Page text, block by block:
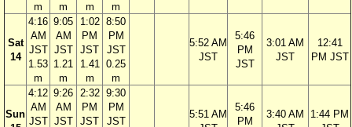
m
m
m
m
Sat
14
4:16
AM
JST
1.53
m
9:05
AM
JST
1.21
m
1:02
PM
JST
1.41
m
8:50
PM
JST
0.25
m
5:52 AM
JST
5:46
PM
JST
3:01 AM
JST
12:41
PM JST
Sun
4:12
AM
JST
9:26
AM
JST
2:32
PM
JST
9:30
PM
JST
5:51 AM
5:46
PM
3:40 AM
1:44 PM